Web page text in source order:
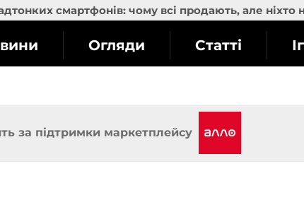
смартфонів: чому всі продають, але ніхто
Огляди Статті
за підтримки маркетплейсу